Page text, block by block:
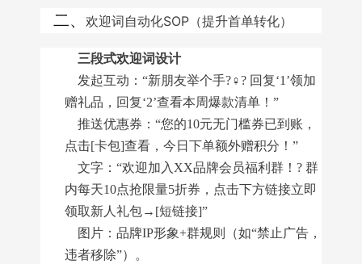
二、 欢迎词自动化SOP（提升首单转化）
三段式欢迎词设计
发起互动：“新朋友举个手?♀? 回复‘1’领加
赠礼品，回复‘2’查看本周爆款清单！”
推送优惠券：“您的10元无门槛券已到账，
点击[卡包]查看，今日下单额外赠积分！”
文字：“欢迎加入XX品牌会员福利群！? 群
内每天10点抢限量5折券，点击下方链接立即
领取新人礼包→[短链接]”
图片：品牌IP形象+群规则（如“禁止广告，
违者移除”）。